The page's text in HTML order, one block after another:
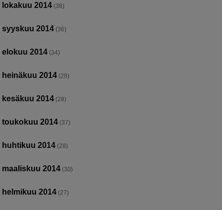
lokakuu 2014 (38)
syyskuu 2014 (36)
elokuu 2014 (34)
heinäkuu 2014 (28)
kesäkuu 2014 (28)
toukokuu 2014 (37)
huhtikuu 2014 (28)
maaliskuu 2014 (30)
helmikuu 2014 (27)